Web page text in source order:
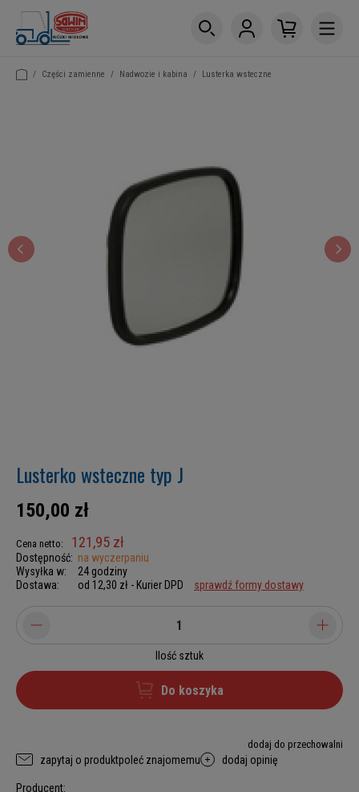
/ Części zamienne / Nadwozie i kabina / Lusterka wsteczne
Lusterko wsteczne typ J
150,00 zł
Cena netto: 121,95 zł
Dostępność: na wyczerpaniu
Wysyłka w:
24 godziny
Dostawa:
od 12,30 zł - Kurier DPD sprawdź formy dostawy
Ilość sztuk
Do koszyka
dodaj do przechowalni
zapytaj o produktpoleć znajomemu dodaj opinię
Producent: